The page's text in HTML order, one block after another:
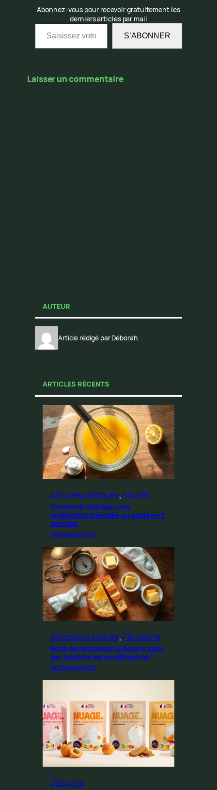
Abonnez-vous pour recevoir gratuitement les
derniers articles par mail
Saisissez votre adresse e-mail…
S’ABONNER
Laisser un commentaire
AUTEUR
Article rédigé par Déborah
ARTICLES RÉCENTS
Astuces pratiques, Sauces
Comment rattraper une
vinaigrette tranchée ou acide en 2
minutes
Desbeauxplats
Astuces pratiques, Pâtisserie
Peut-on remplacer le beurre doux
par du demi-sel en pâtisserie ?
Desbeauxplats
Desserts